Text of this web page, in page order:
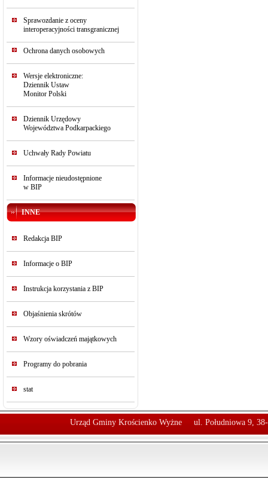
Sprawozdanie z oceny
interoperacyjności transgranicznej
Ochrona danych osobowych
Wersje elektroniczne:
Dziennik Ustaw
Monitor Polski
Dziennik Urzędowy
Województwa Podkarpackiego
Uchwały Rady Powiatu
Informacje nieudostępnione
w BIP
INNE
Redakcja BIP
Informacje o BIP
Instrukcja korzystania z BIP
Objaśnienia skrótów
Wzory oświadczeń majątkowych
Programy do pobrania
stat
Urząd Gminy Krościenko Wyżne ul. Południowa 9,